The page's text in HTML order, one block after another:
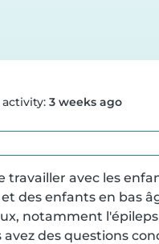
activity: 3 weeks ago
travailler avec les
des enfants en bas
notamment
avez des questions